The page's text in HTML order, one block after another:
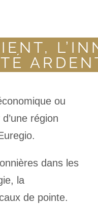
ou
région
dans les
la
de pointe.